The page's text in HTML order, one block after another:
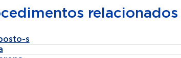
relacionados
s